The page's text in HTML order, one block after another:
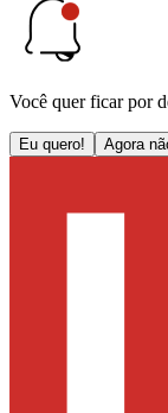
Você quer ficar por
Eu quero! Agora